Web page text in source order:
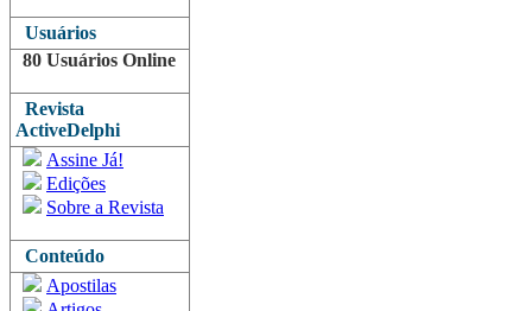
Usuários
80 Usuários Online
Revista
ActiveDelphi
Assine Já!
Edições
Sobre a Revista
Conteúdo
Apostilas